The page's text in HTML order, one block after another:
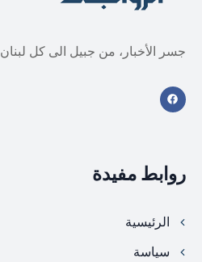
جسر الأخبار، من جبيل الى كل لبنان
روابط مفيدة
الرئيسية
سياسة